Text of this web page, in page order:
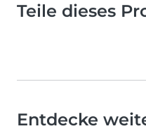
Teile dieses
Entdecke